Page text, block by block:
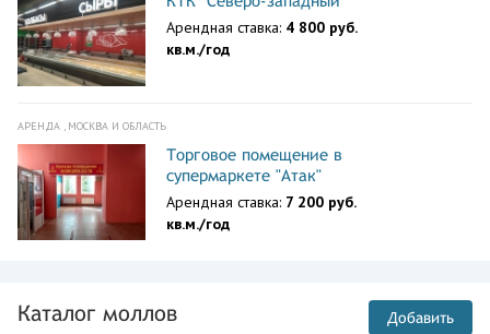
Санкт-Петербург
Большой просп
Петроградской стороны,70-
72литА
Санкт-Петербург
просп. Энгельса,154,ТЦ Гранд
Каньон
Ростов-на-Дону
просп. Нагибина,32/2,ТЦ
Горизонт
ул. Дзержинского,100,ТЦ
Красная Площадь
Арендная ставка: 4 800 руб.
кв.м./год
АРЕНДА , МОСКВА И ОБЛАСТЬ
Торговое помещение в
супермаркете "Атак"
Арендная ставка: 7 200 руб.
кв.м./год
Каталог моллов Добавить